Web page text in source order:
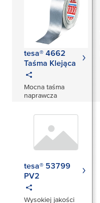
tesa® 4662
Taśma Klejąca
Mocna taśma
naprawcza
tesa® 53799
PV2
Wysokiej jakości